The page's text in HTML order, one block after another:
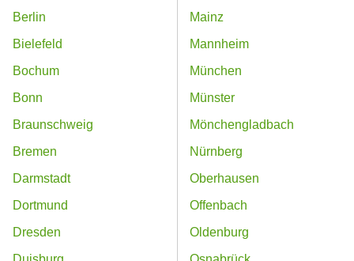
Berlin
Bielefeld
Bochum
Bonn
Braunschweig
Bremen
Darmstadt
Dortmund
Dresden
Mainz
Mannheim
München
Münster
Mönchengladbach
Nürnberg
Oberhausen
Offenbach
Oldenburg